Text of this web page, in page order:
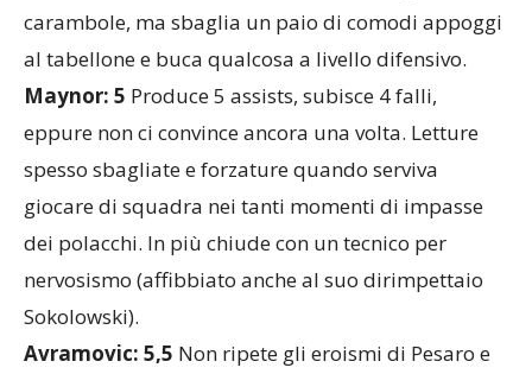
carambole, ma sbaglia un paio di comodi appoggi
al tabellone e buca qualcosa a livello difensivo.
Maynor: 5 Produce 5 assists, subisce 4 falli,
eppure non ci convince ancora una volta. Letture
spesso sbagliate e forzature quando serviva
giocare di squadra nei tanti momenti di impasse
dei polacchi. In più chiude con un tecnico per
nervosismo (affibbiato anche al suo dirimpettaio
Sokolowski).
Avramovic: 5,5 Non ripete gli eroismi di Pesaro e